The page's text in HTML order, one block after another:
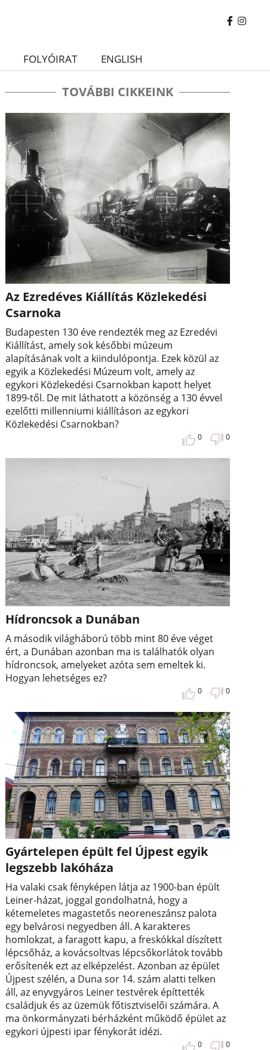
FOLYÓIRAT ENGLISH
TOVÁBBI CIKKEINK
Az Ezredéves Kiállítás Közlekedési
Csarnoka
Budapesten 130 éve rendezték meg az Ezredévi
Kiállítást, amely sok későbbi múzeum
alapításának volt a kiindulópontja. Ezek közül az
egyik a Közlekedési Múzeum volt, amely az
egykori Közlekedési Csarnokban kapott helyet
1899-től. De mit láthatott a közönség a 130 évvel
ezelőtti millenniumi kiállításon az egykori
Közlekedési Csarnokban?
0 0
Hídroncsok a Dunában
A második világháború több mint 80 éve véget
ért, a Dunában azonban ma is találhatók olyan
hídroncsok, amelyeket azóta sem emeltek ki.
Hogyan lehetséges ez?
0 0
Gyártelepen épült fel Újpest egyik
legszebb lakóháza
Ha valaki csak fényképen látja az 1900-ban épült
Leiner-házat, joggal gondolhatná, hogy a
kétemeletes magastetős neoreneszánsz palota
egy belvárosi negyedben áll. A karakteres
homlokzat, a faragott kapu, a freskókkal díszített
lépcsőház, a kovácsoltvas lépcsőkorlátok tovább
erősítenék ezt az elképzelést. Azonban az épület
Újpest szélén, a Duna sor 14. szám alatti telken
áll, az enyvgyáros Leiner testvérek építtették
családjuk és az üzemük főtisztviselői számára. A
ma önkormányzati bérházként működő épület az
egykori újpesti ipar fénykorát idézi.
0 0